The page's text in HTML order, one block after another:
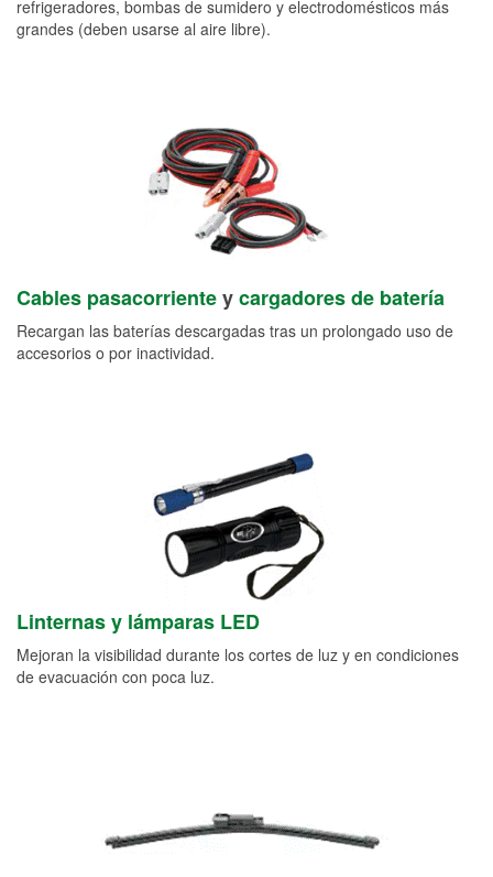
refrigeradores, bombas de sumidero y electrodomésticos más
grandes (deben usarse al aire libre).
Cables pasacorrienteycargadores de batería
Recargan las baterías descargadas tras un prolongado uso de
accesorios o por inactividad.
Linternas y lámparas LED
Mejoran la visibilidad durante los cortes de luz y en condiciones
de evacuación con poca luz.